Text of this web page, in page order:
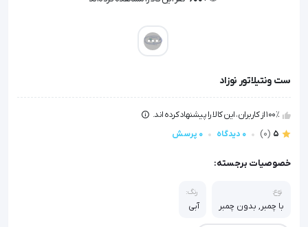
ست ونتیلاتور نوزاد
100٪ از کاربران، این کالا را پیشنهاد کرده اند.
5
(0) 0 دیدگاه 0 پرسش
خصوصیات برجسته:
نوع:
با چمبر, بدون چمبر
رنگ:
آبی